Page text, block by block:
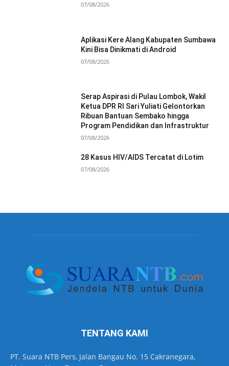
07/08/2026
Aplikasi Kere Alang Kabupaten Sumbawa
Kini Bisa Dinikmati di Android
07/08/2026
Serap Aspirasi di Pulau Lombok, Wakil
Ketua DPR RI Sari Yuliati Gelontorkan
Ribuan Bantuan Sembako hingga
Program Pendidikan dan Infrastruktur
07/08/2026
28 Kasus HIV/AIDS Tercatat di Lotim
07/08/2026
TENTANG KAMI
PT. Suara NTB Pers, Jalan Bangau No. 15 Cakranegara,